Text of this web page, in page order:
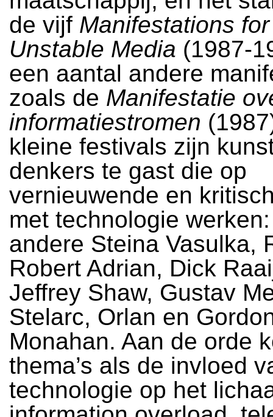
de vijf Manifestations
Unstable Media (1987-
een aantal andere
zoals de Manifestatie
informatiestromen
kleine festivals zijn
denkers te gast die op
vernieuwende en
met technologie
andere Steina Vasulka,
Robert Adrian, Dick
Jeffrey Shaw, Gustav
Stelarc, Orlan en
Monahan. Aan de orde
thema’s als de invloed
technologie op het